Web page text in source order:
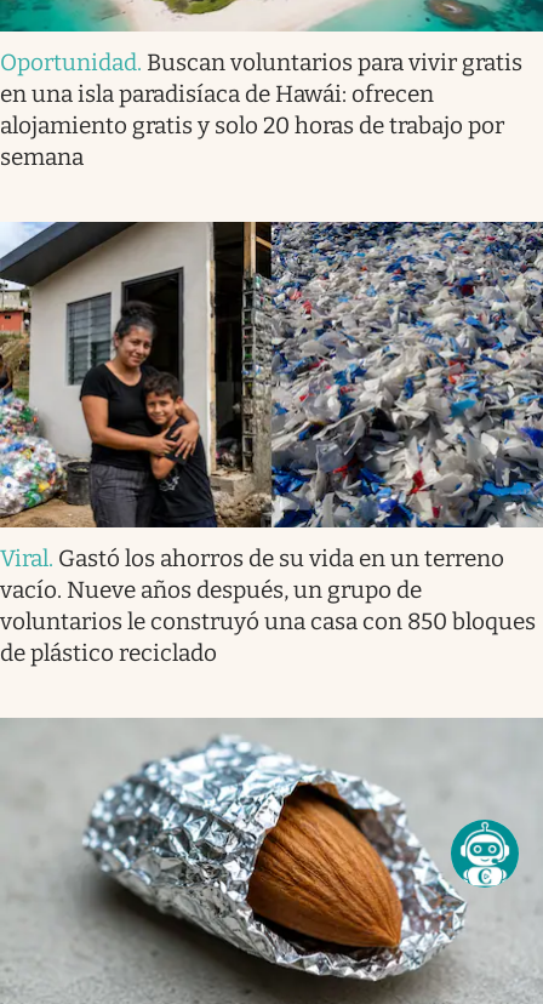
Oportunidad. Buscan voluntarios para vivir gratis
en una isla paradisíaca de Hawái: ofrecen
alojamiento gratis y solo 20 horas de trabajo por
semana
Viral. Gastó los ahorros de su vida en un terreno
vacío. Nueve años después, un grupo de
voluntarios le construyó una casa con 850 bloques
de plástico reciclado